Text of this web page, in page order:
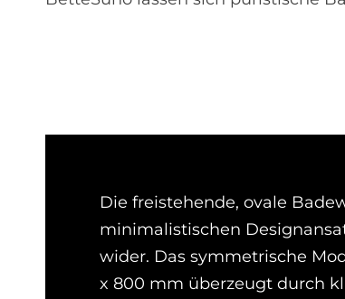
Die freistehende, ovale
minimalistischen
wider. Das symmetrische
x 800 mm überzeugt durch